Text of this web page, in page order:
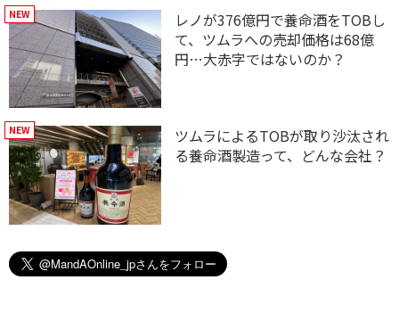
レノが376億円で養命酒をTOBし
て、ツムラへの売却価格は68億
円…大赤字ではないのか？
ツムラによるTOBが取り沙汰され
る養命酒製造って、どんな会社？